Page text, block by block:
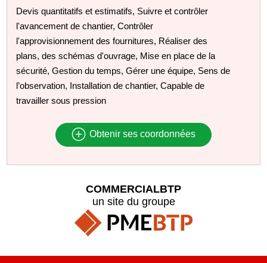
Devis quantitatifs et estimatifs, Suivre et contrôler
l'avancement de chantier, Contrôler
l'approvisionnement des fournitures, Réaliser des
plans, des schémas d'ouvrage, Mise en place de la
sécurité, Gestion du temps, Gérer une équipe, Sens de
l’observation, Installation de chantier, Capable de
travailler sous pression
Obtenir ses coordonnées
COMMERCIALBTP
un site du groupe